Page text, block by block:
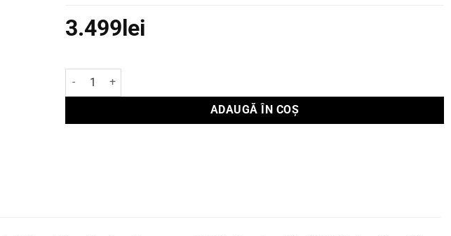
3.499lei
Cantitate Boxă centru Dali OPTICON VOKAL MK2 Negru
ADAUGĂ ÎN COȘ